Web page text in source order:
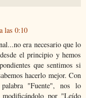
las 0:10
era necesario que lo
el principio y hemos
que sentimos si
hacerlo mejor. Con
"Fuente", nos lo
modificándolo por "Leído